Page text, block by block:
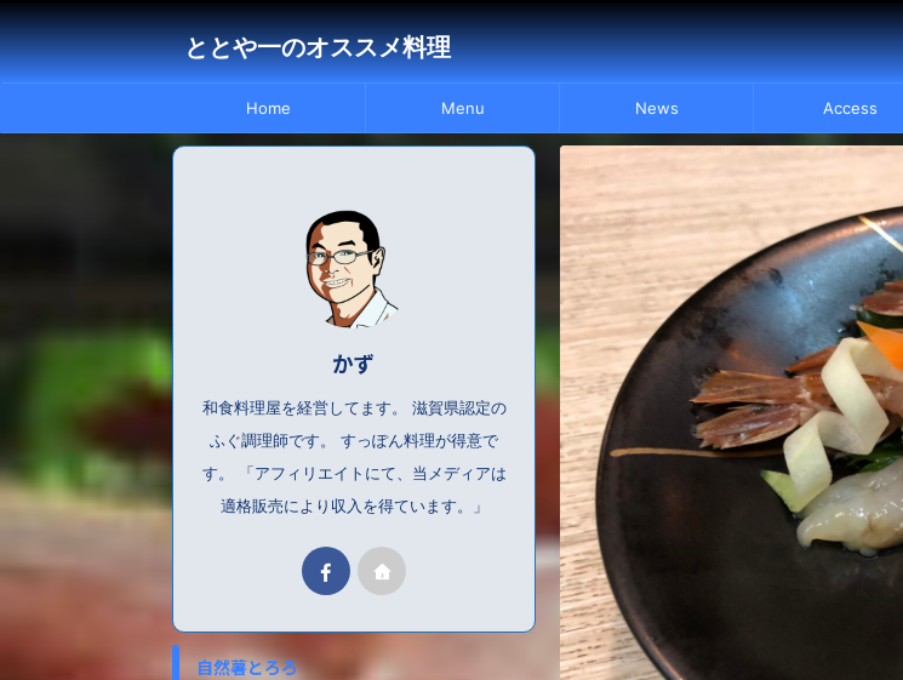
ととや一のオススメ料理
Home Menu News Access
かず
和食料理屋を経営してます。 滋賀県認定の
ふぐ調理師です。 すっぽん料理が得意で
す。 「アフィリエイトにて、当メディアは
適格販売により収入を得ています。」
自然薯とろろ